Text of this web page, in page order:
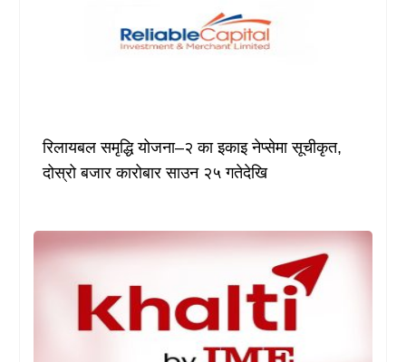
रिलायबल समृद्धि योजना–२ का इकाइ नेप्सेमा सूचीकृत,
दोस्रो बजार कारोबार साउन २५ गतेदेखि